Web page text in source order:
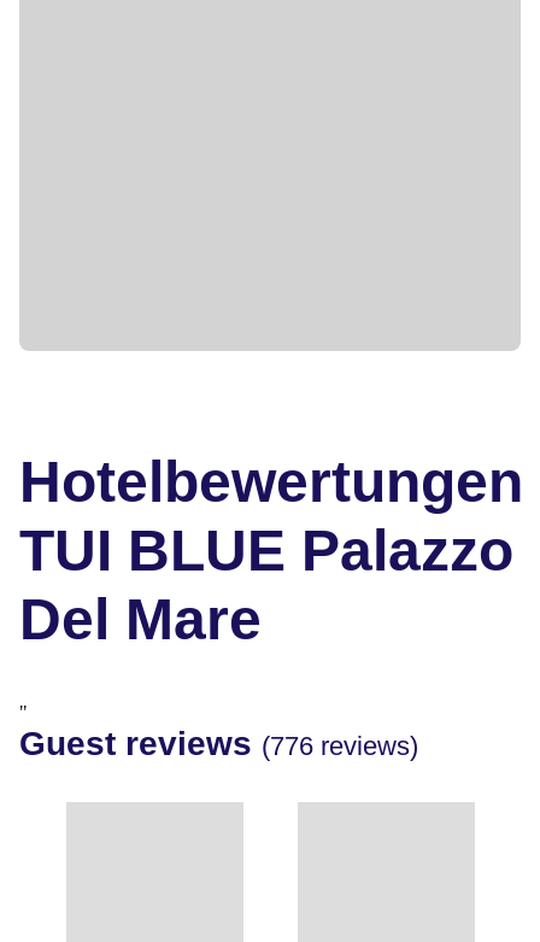
Hotelbewertungen
TUI BLUE Palazzo
Del Mare
"
Guest reviews (776 reviews)